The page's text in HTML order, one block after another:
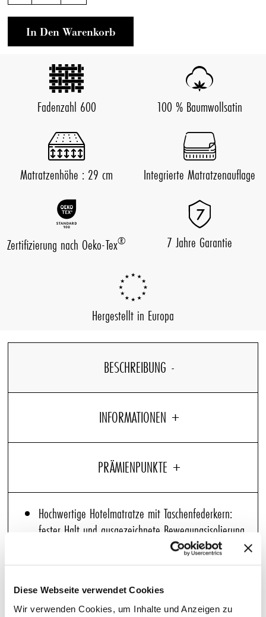
Diese Webseite verwendet Cookies
Wir verwenden Cookies, um Inhalte und Anzeigen zu
In Den Warenkorb
Fadenzahl 600 100 % Baumwollsatin
Matratzenhöhe : 29 cm Integrierte Matratzenauflage
Zertifizierung nach Oeko-Tex® 7 Jahre Garantie
Hergestellt in Europa
BESCHREIBUNG
INFORMATIONEN
Hochwertige Hotelmatratze mit Taschenfederkern:
fester Halt und ausgezeichnete Bewegungsisolierung
Integrierter Matratzentopper (4 cm): einhüllender
Komfort und sofortige Weichheit
ausgewogene Unterstützung
4 komfortable Hotelkissen: optimaler Halt und